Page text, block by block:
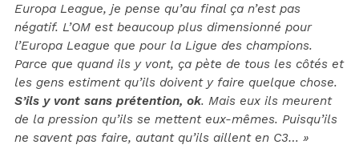
Europa League, je pense qu’au final ça n’est pas
négatif. L’OM est beaucoup plus dimensionné pour
l’Europa League que pour la Ligue des champions.
Parce que quand ils y vont, ça pète de tous les côtés et
les gens estiment qu’ils doivent y faire quelque chose.
S’ils y vont sans prétention, ok. Mais eux ils meurent
de la pression qu’ils se mettent eux-mêmes. Puisqu’ils
ne savent pas faire, autant qu’ils aillent en C3… »